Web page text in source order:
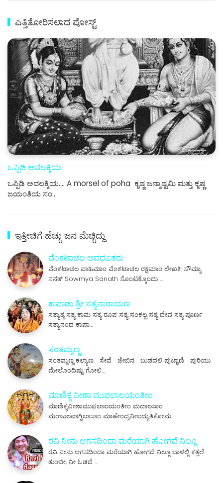
ಎತ್ತಿತೋರಿಸಲಾದ ಪೋಸ್ಟ್
ಒಪ್ಪಿಡಿ ಅವಲಕ್ಕಿಯ
ಒಪ್ಪಿಡಿ ಅವಲಕ್ಕಿಯ.... A morsel of poha ಕೃಷ್ಣ ಜನ್ಮಾಷ್ಟಮಿ ಮತ್ತು ಕೃಷ್ಣ
ಜಯಂತಿಯ ಸಂ…
ಇತ್ತೀಚಿಗೆ ಹೆಚ್ಚು ಜನ ಮೆಚ್ಚಿದ್ದು
ವೆಂಕಟಾಚಲ ಅವಧೂತರು
ವೆಂಕಟಾಚಲ ಪಾಹಿಮಾಂ ವೆಂಕಟಾಚಲ ರಕ್ಷಮಾಂ ಲೇಖಕಿ: ಸೌಮ್ಯಾ
ಸನತ್ Sowmya Sanath ಸೊಂಟಕ್ಕೊಂದು …
ಕಾಪಾಡು ಶ್ರೀ ಸತ್ಯನಾರಾಯಣ
ಸತ್ಯಾತ್ಮ ಸತ್ಯ ಕಾಮ ಸತ್ಯ ರೂಪ ಸತ್ಯ ಸಂಕಲ್ಪ ಸತ್ಯ ದೇವ ಸತ್ಯ ಪೂರ್ಣ
ಸತ್ಯಾನಂದ ಕಾಪಾ…
ಸಂತಮ್ಮಣ್ಣ
ಸಂತಮ್ಮಣ್ಣ ಕಲ್ಯಾಣ ಸೇವೆ ಜೇಬಿನ ಬುಡದಲಿ ಪುಟ್ಟಾಣಿ ಪುರಿಯು
ಮೇಲೊಂದಿಷ್ಟು ಗೋಲಿ…
ಮಾಣಿಕ್ಯ ವೀಣಾ ಮುಫಲಾಲಯಂತೀಂ
ಮಾಣಿಕ್ಯವೀಣಾಮುಫಲಾಲಯಂತೀಂ ಮದಾಲಸಾಂ
ಮಂಜುಲವಾಗ್ವಿಲಾಸಾಂ ಮಾಹೇಂದ್ರನೀಲದ್ಯುತಿಕೋಮ…
ರವಿ ನೀನು ಆಗಸದಿಂದಾ ಮರೆಯಾಗಿ ಹೋಗದೆ ನಿಲ್ಲೂ
ರವಿ ನೀನು ಆಗಸದಿಂದಾ ಮರೆಯಾಗಿ ಹೋಗದೆ ನಿಲ್ಲೂ ಬಾಳಲ್ಲಿ ಕತ್ತಲೆ
ತುಂಬೀ, ನೀ ಓಡದೆ …